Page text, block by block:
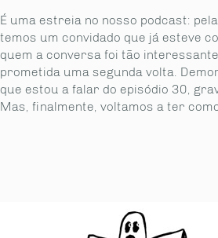
É uma estreia no nosso podcast:
temos um convidado que já esteve
quem a conversa foi tão
prometida uma segunda volta.
que estou a falar do episódio 30,
Mas, finalmente, voltamos a ter